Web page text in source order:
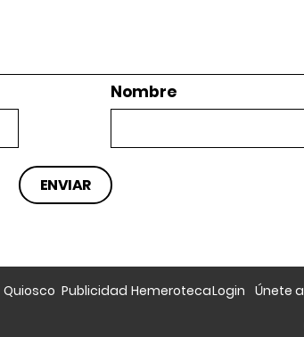
Nombre
Quiosco Publicidad HemerotecaLogin Únete